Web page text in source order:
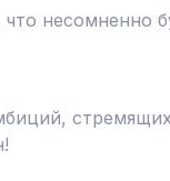
несомненно